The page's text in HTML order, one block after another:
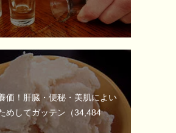
価！肝臓・便秘・美肌によい
めしてガッテン （34,484